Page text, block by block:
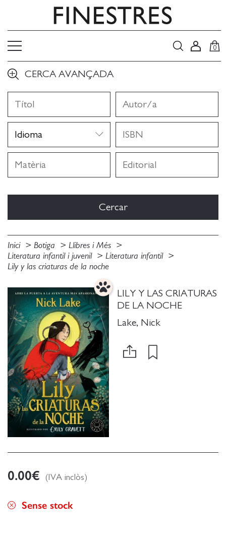
0
CERCA AVANÇADA
Inici Botiga
Llibres i Més
Literatura infantil i juvenil
Literatura infantil
Lily y las criaturas de la noche
LILY Y LAS CRIATURAS
DE LA NOCHE
Lake, Nick
0.00€ (IVA inclòs)
Sense stock